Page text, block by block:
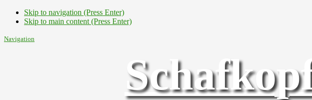
Skip to navigation (Press Enter)
Skip to main content (Press Enter)
Navigation